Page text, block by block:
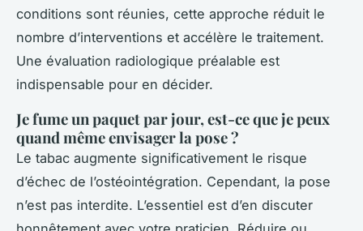
conditions sont réunies, cette approche réduit le
nombre d’interventions et accélère le traitement.
Une évaluation radiologique préalable est
indispensable pour en décider.
Je fume un paquet par jour, est-ce que je peux
quand même envisager la pose ?
Le tabac augmente significativement le risque
d’échec de l’ostéointégration. Cependant, la pose
n’est pas interdite. L’essentiel est d’en discuter